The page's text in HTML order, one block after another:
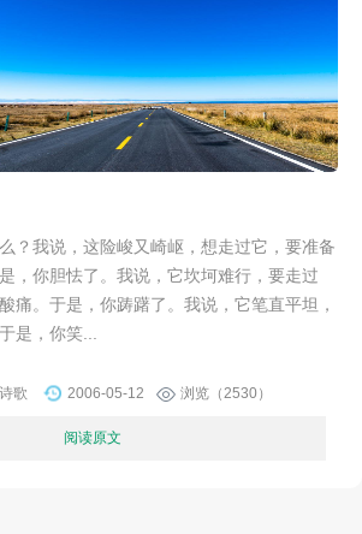
？我说，这险峻又崎岖，想走过它，要准备
，你胆怯了。我说，它坎坷难行，要走过
痛。于是，你踌躇了。我说，它笔直平坦，
是，你笑...
歌 2006-05-12 浏览（2530）
阅读原文